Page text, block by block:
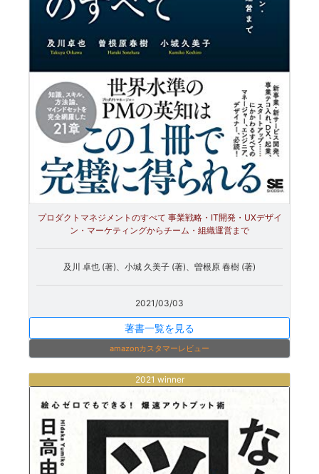
プロダクトマネジメントのすべて 事業戦略・IT開発・UXデザイ
ン・マーケティングからチーム・組織運営まで
及川 卓也 (著)、小城 久美子 (著)、曽根原 春樹 (著)
2021/03/03
著書一覧を見る
amazonカスタマーレビュー
2021 winner